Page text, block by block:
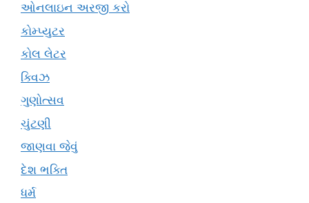
ઓનલાઇન અરજી કરો
કોમ્પ્યુટર
કોલ લેટર
ક્વિઝ
ગુણોત્સવ
ચુંટણી
જાણવા જેવું
દેશ ભક્તિ
ધર્મ